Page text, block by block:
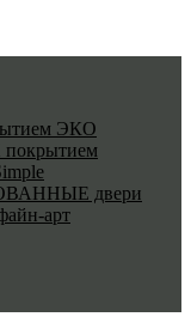
ЭКО
двери
арт